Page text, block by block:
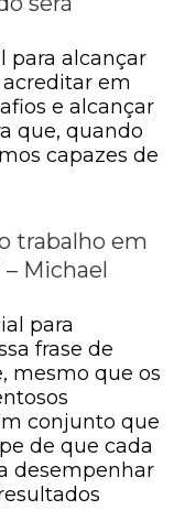
para alcançar
em
e alcançar
que, quando
capazes de
trabalho em
Michael
para
frase de
mesmo que os
conjunto que
de que cada
desempenhar